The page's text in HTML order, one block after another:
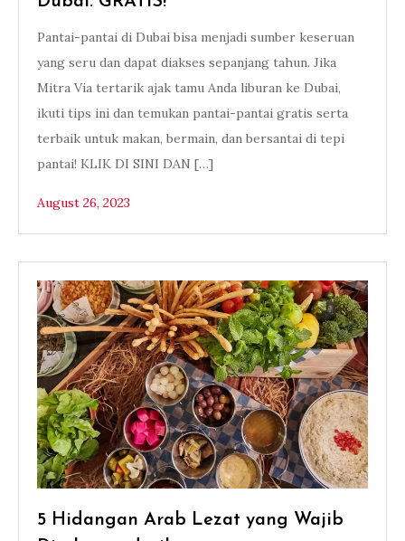
Pantai-pantai di Dubai bisa menjadi sumber keseruan
yang seru dan dapat diakses sepanjang tahun. Jika
Mitra Via tertarik ajak tamu Anda liburan ke Dubai,
ikuti tips ini dan temukan pantai-pantai gratis serta
terbaik untuk makan, bermain, dan bersantai di tepi
pantai! KLIK DI SINI DAN […]
August 26, 2023
5 Hidangan Arab Lezat yang Wajib